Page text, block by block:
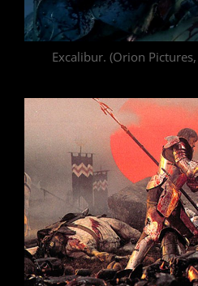
Excalibur. (Orion